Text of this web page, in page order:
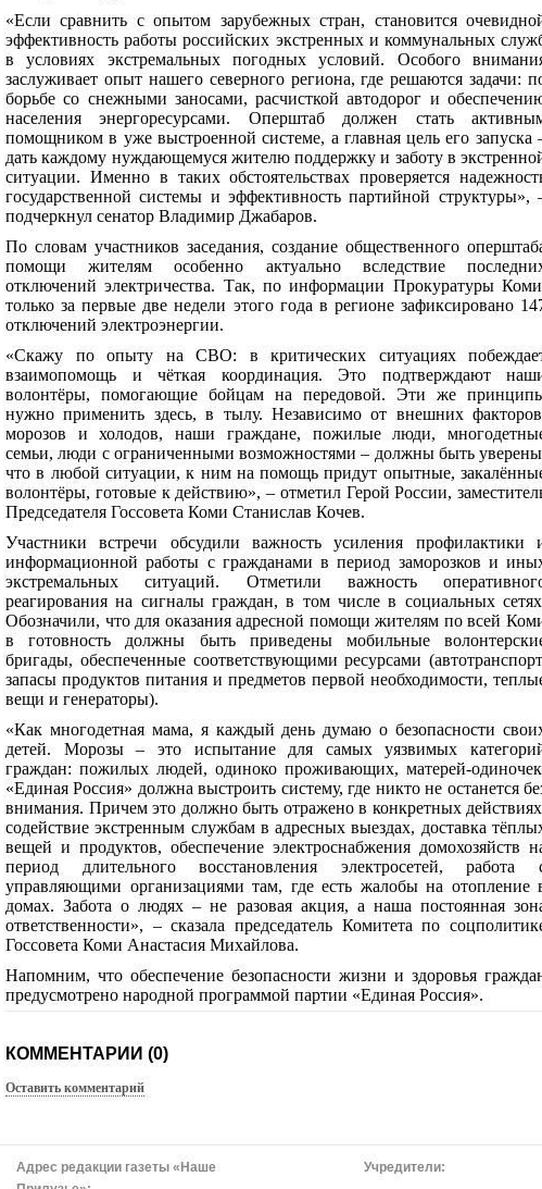
«Если сравнить с опытом зарубежных стран, становится
эффективность работы российских экстренных и коммунальных
в условиях экстремальных погодных условий. Особого
заслуживает опыт нашего северного региона, где решаются задачи:
борьбе со снежными заносами, расчисткой автодорог и
населения энергоресурсами. Оперштаб должен стать
помощником в уже выстроенной системе, а главная цель его запуска
дать каждому нуждающемуся жителю поддержку и заботу в
ситуации. Именно в таких обстоятельствах проверяется
государственной системы и эффективность партийной структуры»,
подчеркнул сенатор Владимир Джабаров.
По словам участников заседания, создание общественного
помощи жителям особенно актуально вследствие
отключений электричества. Так, по информации Прокуратуры
только за первые две недели этого года в регионе зафиксировано
отключений электроэнергии.
«Скажу по опыту на СВО: в критических ситуациях
взаимопомощь и чёткая координация. Это подтверждают
волонтёры, помогающие бойцам на передовой. Эти же
нужно применить здесь, в тылу. Независимо от внешних
морозов и холодов, наши граждане, пожилые люди,
семьи, люди с ограниченными возможностями – должны быть
что в любой ситуации, к ним на помощь придут опытные,
волонтёры, готовые к действию», – отметил Герой России,
Председателя Госсовета Коми Станислав Кочев.
Участники встречи обсудили важность усиления профилактики
информационной работы с гражданами в период заморозков и
экстремальных ситуаций. Отметили важность
реагирования на сигналы граждан, в том числе в социальных
Обозначили, что для оказания адресной помощи жителям по всей
в готовность должны быть приведены мобильные
бригады, обеспеченные соответствующими ресурсами
запасы продуктов питания и предметов первой необходимости,
вещи и генераторы).
«Как многодетная мама, я каждый день думаю о безопасности
детей. Морозы – это испытание для самых уязвимых
граждан: пожилых людей, одиноко проживающих, матерей-
«Единая Россия» должна выстроить систему, где никто не останется
внимания. Причем это должно быть отражено в конкретных
содействие экстренным службам в адресных выездах, доставка
вещей и продуктов, обеспечение электроснабжения домохозяйств
период длительного восстановления электросетей, работа
управляющими организациями там, где есть жалобы на отопление
домах. Забота о людях – не разовая акция, а наша постоянная
ответственности», – сказала председатель Комитета по
Госсовета Коми Анастасия Михайлова.
Напомним, что обеспечение безопасности жизни и здоровья
предусмотрено народной программой партии «Единая Россия».
КОММЕНТАРИИ (0)
Оставить комментарий
Адрес редакции газеты «Наше
Учредители: